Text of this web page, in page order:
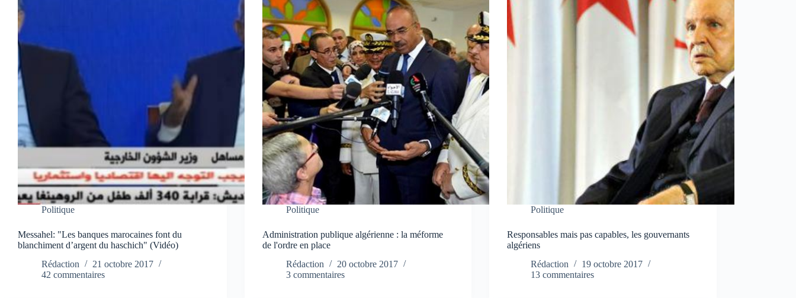
Politique
Messahel: "Les banques marocaines font du
blanchiment d’argent du haschich" (Vidéo)
Rédaction
21 octobre 2017
42 commentaires
Politique
Administration publique algérienne : la méforme
de l'ordre en place
Rédaction
20 octobre 2017
3 commentaires
Politique
Responsables mais pas capables, les gouvernants
algériens
Rédaction
19 octobre 2017
13 commentaires